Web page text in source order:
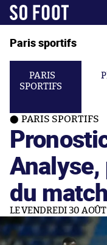
Paris sportifs
PARIS
SPORTIFS
PARIS SPORTIFS
du
LE VENDREDI 30 AOÛT